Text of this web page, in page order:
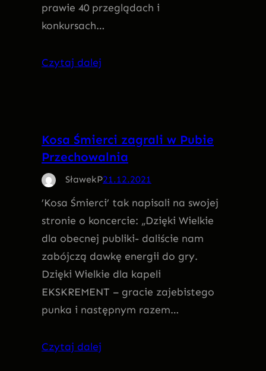
prawie 40 przeglądach i
konkursach…
Czytaj dalej
Kosa Śmierci zagrali w Pubie
Przechowalnia
SławekP21.12.2021
’Kosa Śmierci’ tak napisali na swojej
stronie o koncercie: „Dzięki Wielkie
dla obecnej publiki- daliście nam
zabójczą dawkę energii do gry.
Dzięki Wielkie dla kapeli
EKSKREMENT – gracie zajebistego
punka i następnym razem…
Czytaj dalej